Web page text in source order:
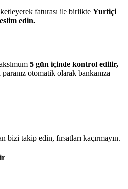
faturası ile birlikte Yurtiçi
edin.
5 gün içinde kontrol edilir,
otomatik olarak bankanıza
bizi takip edin, fırsatları kaçırmayın.